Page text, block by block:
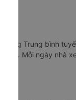
Trung bình
Mỗi ngày nhà